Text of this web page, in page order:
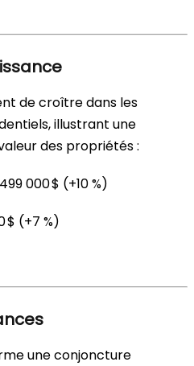
de croître dans les
illustrant une
des propriétés :
000 $ (+10 %)
$ (+7 %)
une conjoncture